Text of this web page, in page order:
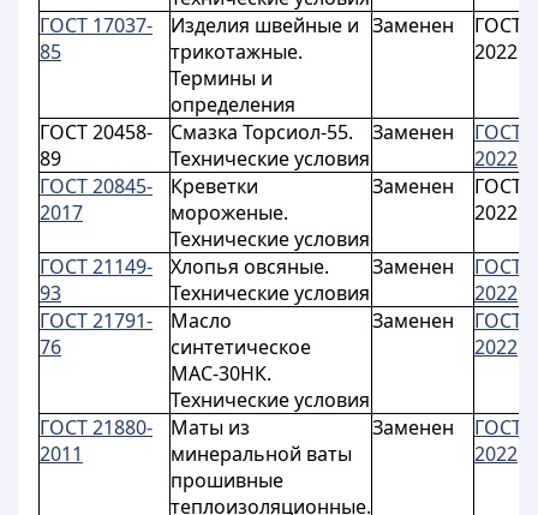
ГОСТ 17037-
85
Изделия швейные и
трикотажные.
Термины и
определения
Заменен
ГОСТ
2022
ГОСТ 20458-
89
Смазка Торсиол-55.
Технические условия
Заменен
ГОСТ
2022
ГОСТ 20845-
2017
Креветки
мороженые.
Технические условия
Заменен
ГОСТ
2022
ГОСТ 21149-
93
Хлопья овсяные.
Технические условия
Заменен
ГОСТ
2022
ГОСТ 21791-
76
Масло
синтетическое
МАС-30НК.
Технические условия
Заменен
ГОСТ
2022
ГОСТ 21880-
2011
Маты из
минеральной ваты
прошивные
теплоизоляционные.
Заменен
ГОСТ
2022